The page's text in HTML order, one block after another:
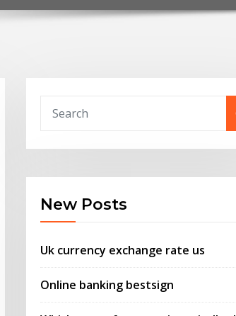
New Posts
Uk currency exchange rate us
Online banking bestsign